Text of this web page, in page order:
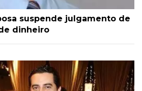
suspende julgamento de
dinheiro